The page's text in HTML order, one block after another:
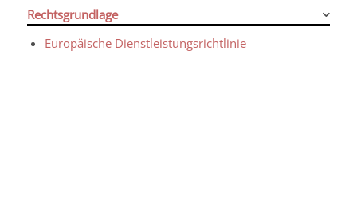
Rechtsgrundlage
Europäische Dienstleistungsrichtlinie